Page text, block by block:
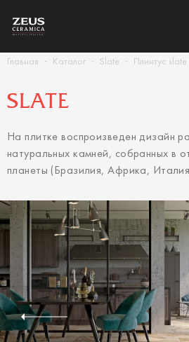
Главная Каталог Slate Плинтус
SLATE
На плитке воспроизведен дизайн
натуральных камней, собранных в
планеты (Бразилия, Африка,